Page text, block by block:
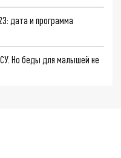
дата и программа
Но беды для малышей не